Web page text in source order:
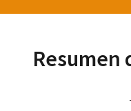
Resumen